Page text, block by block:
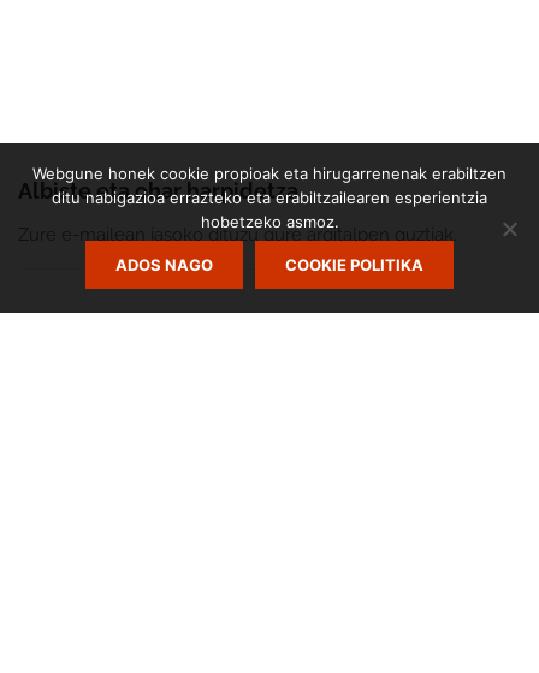
Albiste eta ohar harpidetza
Zure e-mailean jasoko dituzu gure argitalpen guztiak.
Webgune honek cookie propioak eta hirugarrenenak erabiltzen
ditu nabigazioa errazteko eta erabiltzailearen esperientzia
hobetzeko asmoz.
ADOS NAGO COOKIE POLITIKA